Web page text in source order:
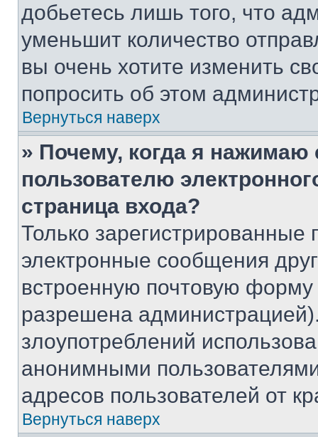
добьетесь лишь того, что
уменьшит количество
вы очень хотите изменить
попросить об этом
Вернуться наверх
» Почему, когда я нажимаю
пользователю
страница входа?
Только зарегистрированные
электронные сообщения
встроенную почтовую
разрешена
злоупотреблений
анонимными
адресов пользователей от
Вернуться наверх